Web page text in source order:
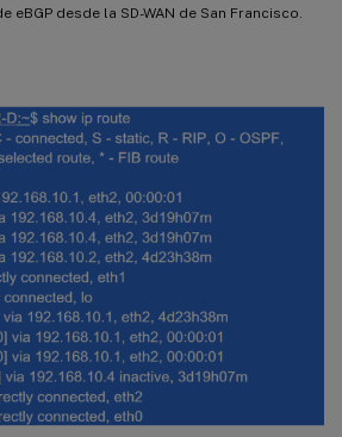
desde la SD-WAN de San Francisco.